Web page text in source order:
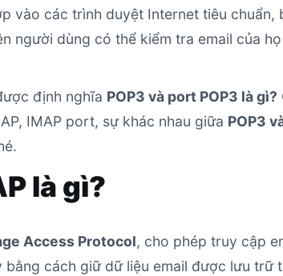
vào các trình duyệt Internet tiêu chuẩn,
người dùng có thể kiểm tra email của
định nghĩa POP3 và port POP3 là gì?
IMAP port, sự khác nhau giữa POP3
là gì?
Access Protocol, cho phép truy cập
bằng cách giữ dữ liệu email được lưu trữ